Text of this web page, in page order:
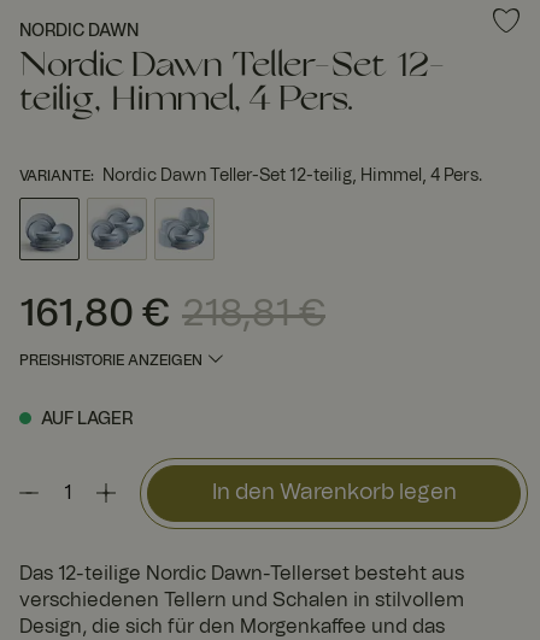
NORDIC DAWN
Nordic Dawn Teller-Set 12-
teilig, Himmel, 4 Pers.
VARIANTE: Nordic Dawn Teller-Set 12-teilig, Himmel, 4 Pers.
Aktueller Preis:161,80 €Vorheriger Preis
161,80 € 218,81 €
PREISHISTORIE ANZEIGEN
AUF LAGER
In den Warenkorb legen
Das 12-teilige Nordic Dawn-Tellerset besteht aus
verschiedenen Tellern und Schalen in stilvollem
Design, die sich für den Morgenkaffee und das